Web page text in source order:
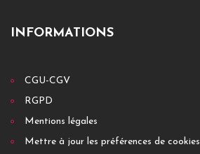
INFORMATIONS
CGU-CGV
RGPD
Mentions légales
Mettre à jour les préférences de cookies